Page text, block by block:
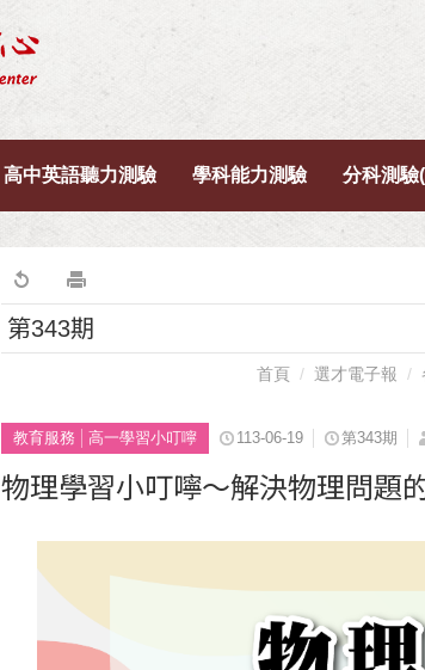
高中英語聽力測驗 學科能力測驗 分科測驗
第343期
首頁 選才電子報
教育服務 高一學習小叮嚀 113-06-19 第343期
物理學習小叮嚀～解決物理問